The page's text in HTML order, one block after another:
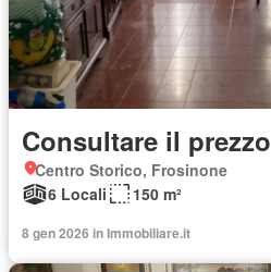
Consultare il prezzo
Centro Storico, Frosinone
6 Locali
150 m²
8 gen 2026 in Immobiliare.it